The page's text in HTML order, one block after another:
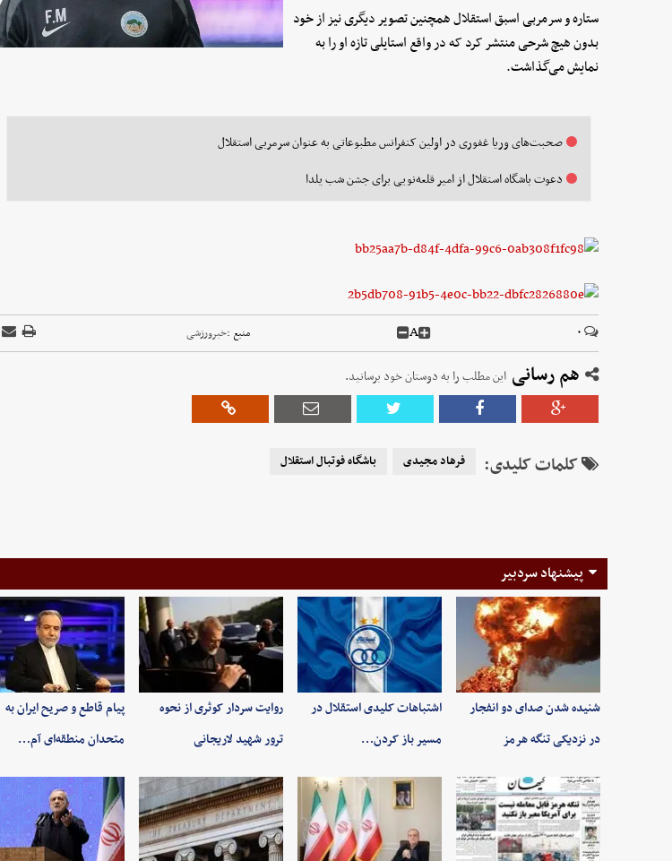
ستاره و سرمربی اسبق استقلال همچنین تصویر دیگری نیز از خود
بدون هیچ شرحی منتشر کرد که در واقع استایلی تازه او را به
نمایش می‌گذاشت.
صحبت‌های وریا غفوری در اولین کنفرانس مطبوعاتی به عنوان سرمربی استقلال
دعوت باشگاه استقلال از امیر قلعه‌نویی برای جشن شب یلدا
۰ A منبع :خبرورزشی
هم رسانی این مطلب را به دوستان خود برسانید.
کلمات کلیدی: فرهاد مجیدی باشگاه فوتبال استقلال
پیشنهاد سردبیر
شنیده شدن صدای دو انفجار
در نزدیکی تنگه هرمز
اشتباهات کلیدی استقلال در
مسیر باز کردن…
روایت سردار کوثری از نحوه
ترور شهید لاریجانی
پیام قاطع و صریح ایران به
متحدان منطقه‌ای آم…